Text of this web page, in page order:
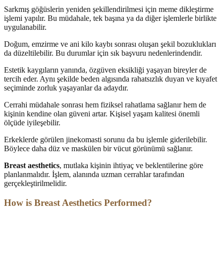
Sarkmış göğüslerin yeniden şekillendirilmesi için meme dikleştirme
işlemi yapılır. Bu müdahale, tek başına ya da diğer işlemlerle birlikte
uygulanabilir.
Doğum, emzirme ve ani kilo kaybı sonrası oluşan şekil bozuklukları
da düzeltilebilir. Bu durumlar için sık başvuru nedenlerindendir.
Estetik kaygıların yanında, özgüven eksikliği yaşayan bireyler de
tercih eder. Aynı şekilde beden algısında rahatsızlık duyan ve kıyafet
seçiminde zorluk yaşayanlar da adaydır.
Cerrahi müdahale sonrası hem fiziksel rahatlama sağlanır hem de
kişinin kendine olan güveni artar. Kişisel yaşam kalitesi önemli
ölçüde iyileşebilir.
Erkeklerde görülen jinekomasti sorunu da bu işlemle giderilebilir.
Böylece daha düz ve maskülen bir vücut görünümü sağlanır.
Breast aesthetics, mutlaka kişinin ihtiyaç ve beklentilerine göre
planlanmalıdır. İşlem, alanında uzman cerrahlar tarafından
gerçekleştirilmelidir.
How is Breast Aesthetics Performed?